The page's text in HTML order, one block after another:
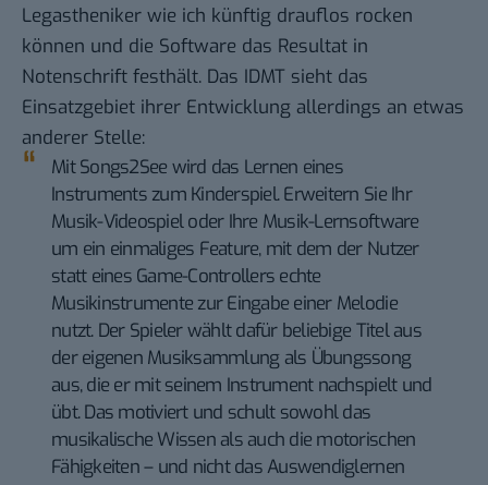
Legastheniker wie ich künftig drauflos rocken
können und die Software das Resultat in
Notenschrift festhält. Das IDMT sieht das
Einsatzgebiet ihrer Entwicklung allerdings an etwas
anderer Stelle:
Mit Songs2See wird das Lernen eines
Instruments zum Kinderspiel. Erweitern Sie Ihr
Musik-Videospiel oder Ihre Musik-Lernsoftware
um ein einmaliges Feature, mit dem der Nutzer
statt eines Game-Controllers echte
Musikinstrumente zur Eingabe einer Melodie
nutzt. Der Spieler wählt dafür beliebige Titel aus
der eigenen Musiksammlung als Übungssong
aus, die er mit seinem Instrument nachspielt und
übt. Das motiviert und schult sowohl das
musikalische Wissen als auch die motorischen
Fähigkeiten – und nicht das Auswendiglernen